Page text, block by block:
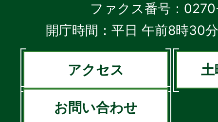
ファクス番号：
開庁時間：平日 午前8時30
アクセス 土
お問い合わせ